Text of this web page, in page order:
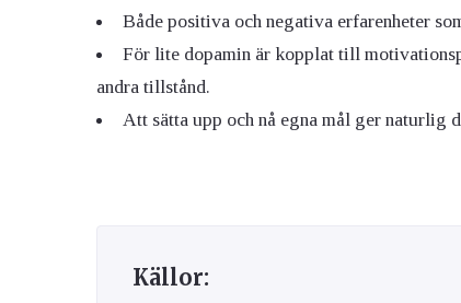
Både positiva och negativa erfarenheter
För lite dopamin är kopplat till
andra tillstånd.
Att sätta upp och nå egna mål ger
Källor: